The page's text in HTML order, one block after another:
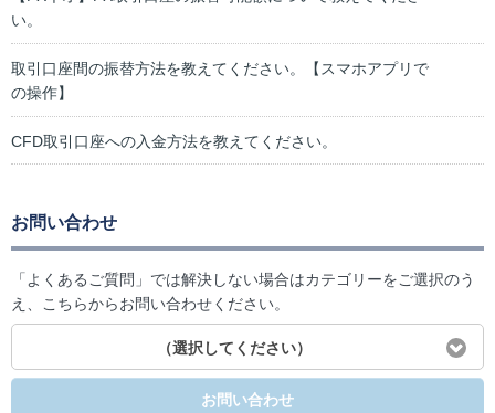
い。
取引口座間の振替方法を教えてください。【スマホアプリで
の操作】
CFD取引口座への入金方法を教えてください。
お問い合わせ
「よくあるご質問」では解決しない場合はカテゴリーをご選択のう
え、こちらからお問い合わせください。
（選択してください）
お問い合わせ